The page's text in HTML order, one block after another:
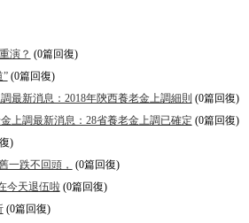
演？ (0篇回復)
”(0篇回復)
最新消息：2018年陝西養老金上調細則 (0篇回復)
上調最新消息：28省養老金上調已確定 (0篇回復)
)
一跌不回頭， (0篇回復)
今天退伍啦(0篇回復)
(0篇回復)